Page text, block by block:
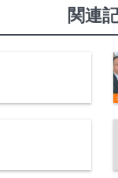
関連